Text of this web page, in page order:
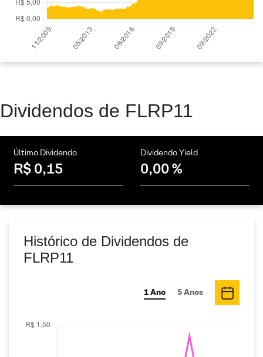
Dividendos de FLRP11
Último Dividendo
R$ 0,15
Dividendo Yield
0,00 %
Histórico de Dividendos de
FLRP11
1 Ano 5 Anos